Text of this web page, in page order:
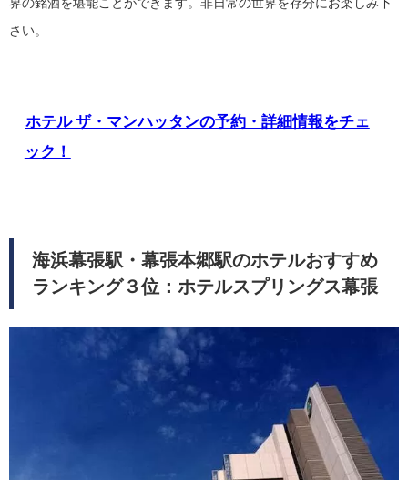
界の銘酒を堪能ことができます。非日常の世界を存分にお楽しみ下
さい。
ホテル ザ・マンハッタンの予約・詳細情報をチェ
ック！
海浜幕張駅・幕張本郷駅のホテルおすすめ
ランキング３位：ホテルスプリングス幕張